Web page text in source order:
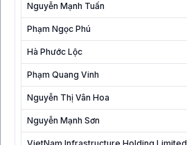
Nguyễn Mạnh Tuấn
Phạm Ngọc Phú
Hà Phước Lộc
Phạm Quang Vinh
Nguyễn Thị Vân Hoa
Nguyễn Mạnh Sơn